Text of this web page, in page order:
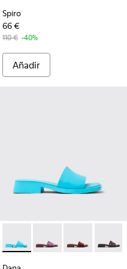
Spiro
66 €
110 € -40%
Añadir
Dana - K201740-003 -
Dana - K201740-015
Dana - Dana -